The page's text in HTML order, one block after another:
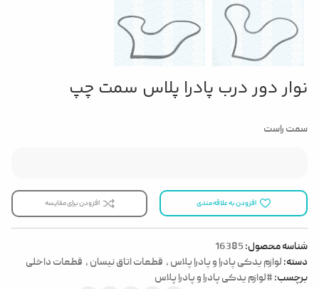
نوار دور درب پادرا پلاس سمت چپ
سمت راست
افزودن به علاقه مندی افزودن برای مقایسه
شناسه محصول:16385
دسته: لوازم یدکی پادرا و پادرا پلاس , قطعات اتاق نیسان , قطعات داخلی
برچسب:#لوازم یدکی پادرا و پادرا پلاس